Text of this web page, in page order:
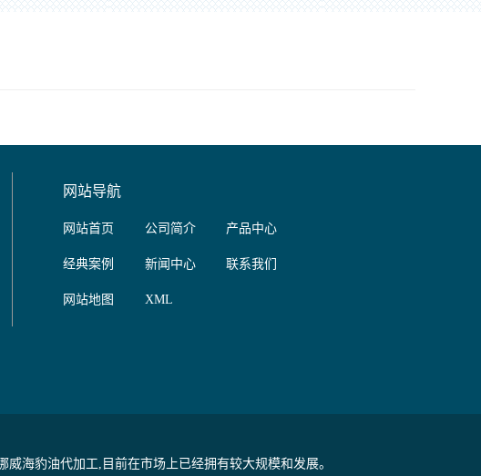
网站导航
网站首页 公司简介 产品中心
经典案例 新闻中心 联系我们
网站地图 XML
海豹油代加工,目前在市场上已经拥有较大规模和发展。